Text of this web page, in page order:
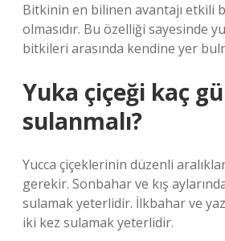
Bitkinin en bilinen avantajı etkili
olmasıdır. Bu özelliği sayesinde
bitkileri arasında kendine yer
Yuka çiçeği kaç
sulanmalı?
Yucca çiçeklerinin düzenli
gerekir. Sonbahar ve kış
sulamak yeterlidir. İlkbahar ve
iki kez sulamak yeterlidir.